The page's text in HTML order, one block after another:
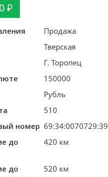
Продажа
Тверская
Г. Торопец
150000
Рубль
510
номер 69:34:0070729:39
до
420 км
до
520 км